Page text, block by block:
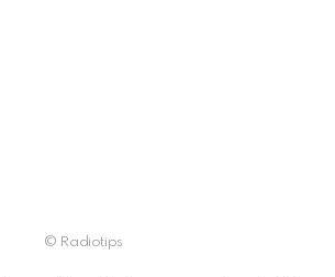
© Radiotips